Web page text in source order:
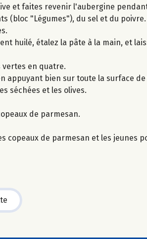
et faites revenir l'aubergine
(bloc "Légumes"), du sel et du poivre.
huilé, étalez la pâte à la main, et
vertes en quatre.
appuyant bien sur toute la surface
séchées et les olives.
de parmesan.
copeaux de parmesan et les jeunes